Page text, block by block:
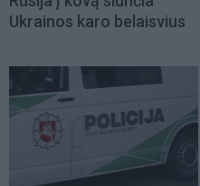
Ukrainos karo belaisvius